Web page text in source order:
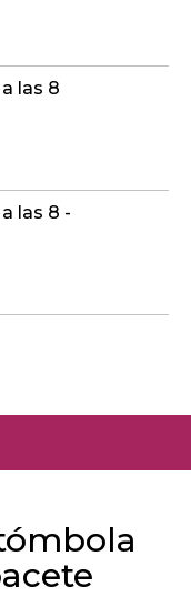
las 8
las 8 -